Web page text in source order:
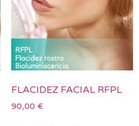
FLACIDEZ FACIAL RFPL
90,00 €